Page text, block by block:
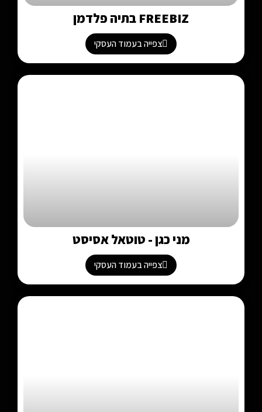
FREEBIZ בתיה פלדמן
צפייה בעמוד העסקי
מני כגן - טוטאל אסיסט
צפייה בעמוד העסקי